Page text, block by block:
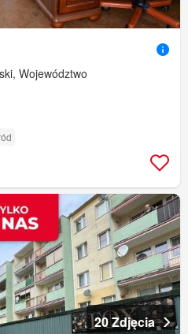
Województwo
20 Zdjęcia